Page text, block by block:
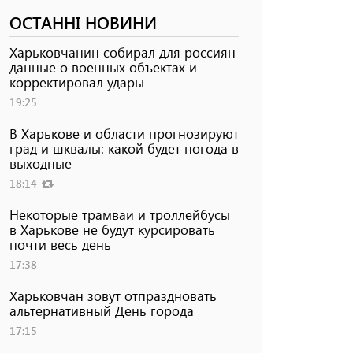
ОСТАННІ НОВИНИ
Харьковчанин собирал для россиян
данные о военных объектах и ​​
корректировал удары
19:25
В Харькове и области прогнозируют
град и шквалы: какой будет погода в
выходные
18:14
Некоторые трамваи и троллейбусы
в Харькове не будут курсировать
почти весь день
17:38
Харьковчан зовут отпраздновать
альтернативный День города
17:15